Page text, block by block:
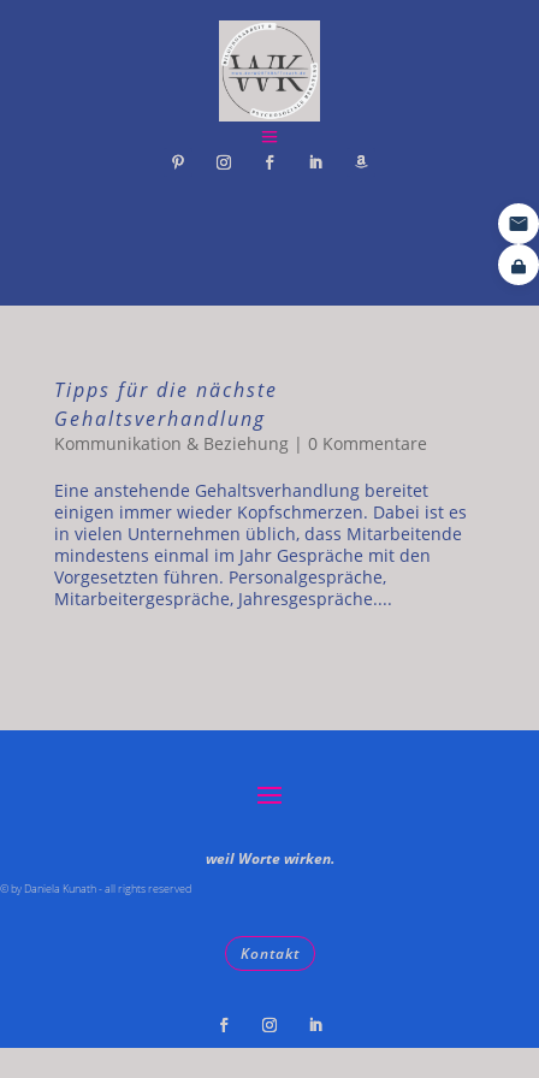
Tipps für die nächste
Gehaltsverhandlung
Kommunikation & Beziehung| 0 Kommentare
Eine anstehende Gehaltsverhandlung bereitet
einigen immer wieder Kopfschmerzen. Dabei ist es
in vielen Unternehmen üblich, dass Mitarbeitende
mindestens einmal im Jahr Gespräche mit den
Vorgesetzten führen. Personalgespräche,
Mitarbeitergespräche, Jahresgespräche....
weil Worte wirken.
© by Daniela Kunath - all rights reserved
Kontakt